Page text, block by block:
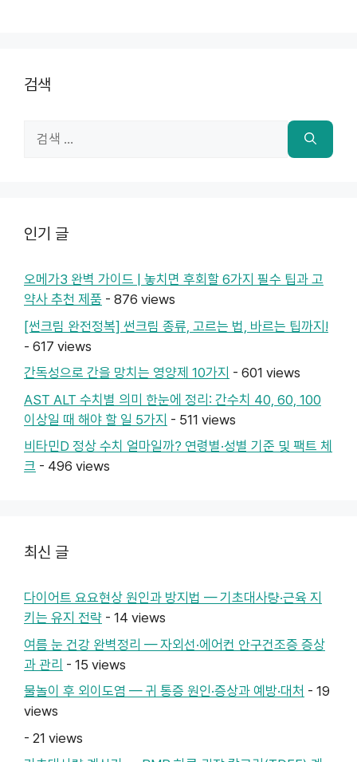
검색
인기 글
오메가3 완벽 가이드 | 놓치면 후회할 6가지 필수 팁과 고
약사 추천 제품 - 876 views
[썬크림 완전정복] 썬크림 종류, 고르는 법, 바르는 팁까지!
- 617 views
간독성으로 간을 망치는 영양제 10가지 - 601 views
AST ALT 수치별 의미 한눈에 정리: 간수치 40, 60, 100
이상일 때 해야 할 일 5가지 - 511 views
비타민D 정상 수치 얼마일까? 연령별·성별 기준 및 팩트 체
크 - 496 views
최신 글
다이어트 요요현상 원인과 방지법 — 기초대사량·근육 지
키는 유지 전략 - 14 views
여름 눈 건강 완벽정리 — 자외선·에어컨 안구건조증 증상
과 관리 - 15 views
물놀이 후 외이도염 — 귀 통증 원인·증상과 예방·대처 - 19
views
- 21 views